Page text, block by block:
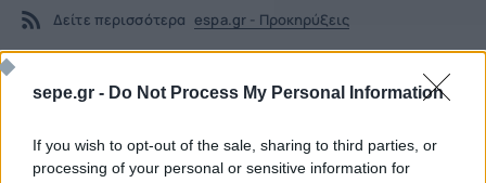
sepe.gr - Do Not Process My Personal Information
If you wish to opt-out of the sale, sharing to third parties, or
processing of your personal or sensitive information for
Δείτε περισσότερα espa.gr - Προκηρύξεις